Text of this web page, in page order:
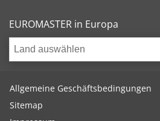
EUROMASTER in Europa
Land auswählen
Allgemeine Geschäftsbedingungen
Sitemap